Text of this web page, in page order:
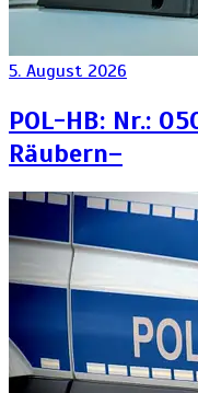
5. August 2026
POL-HB: Nr.:
Räubern–